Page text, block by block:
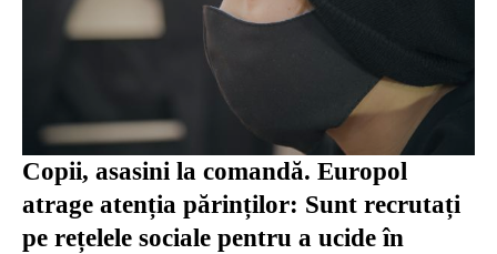
Copii, asasini la comandă. Europol
atrage atenția părinților: Sunt recrutați
pe rețelele sociale pentru a ucide în